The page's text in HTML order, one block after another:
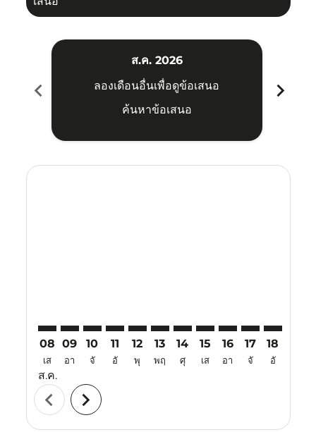
chevron_left
ส.ค. 2026
ลองเดือนอื่นเพื่อดูข้อเสนอ
ค้นหาข้อเสนอ
chevron_right
08
เส
ส.ค.
09
อา
10
จั
11
อั
12
พุ
13
พฤ
14
ศุ
15
เส
16
อา
17
จั
18
อั
chevron_left chevron_right